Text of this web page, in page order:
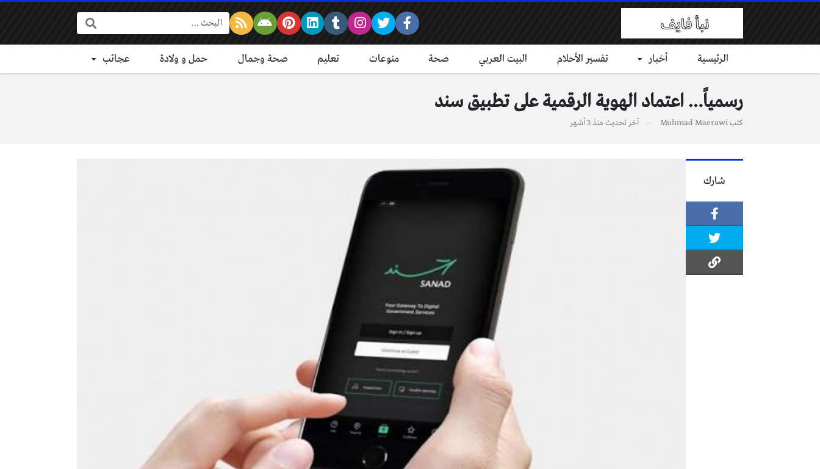
البحث:
الرئيسية أخبار تفسير الأحلام البيت العربي صحة منوعات تعليم صحة وجمال حمل و ولادة عجائب
رسمياً… اعتماد الهوية الرقمية على تطبيق سند
كتبMuhmad Maerawi آخر تحديث منذ 3 أشهر
شارك